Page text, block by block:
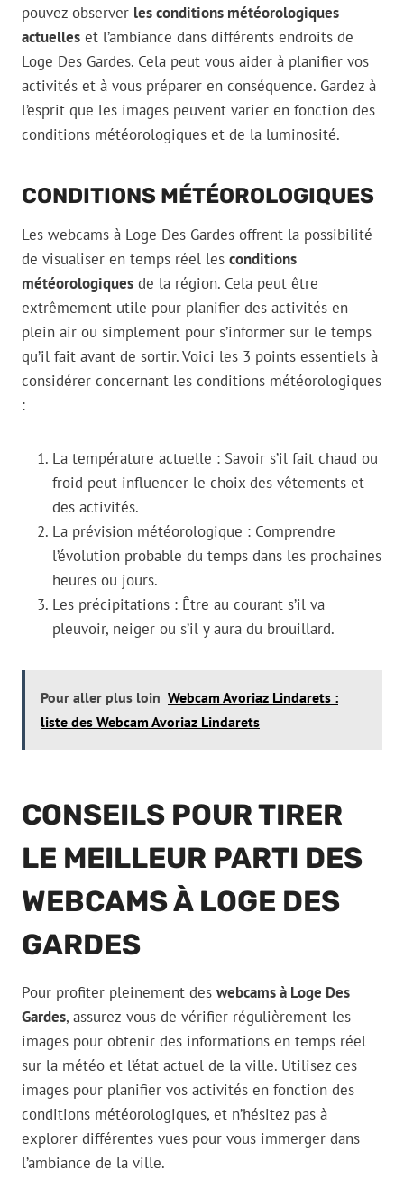
pouvez observer les conditions météorologiques
actuelles et l’ambiance dans différents endroits de
Loge Des Gardes. Cela peut vous aider à planifier vos
activités et à vous préparer en conséquence. Gardez à
l’esprit que les images peuvent varier en fonction des
conditions météorologiques et de la luminosité.
CONDITIONS MÉTÉOROLOGIQUES
Les webcams à Loge Des Gardes offrent la possibilité
de visualiser en temps réel les conditions
météorologiques de la région. Cela peut être
extrêmement utile pour planifier des activités en
plein air ou simplement pour s’informer sur le temps
qu’il fait avant de sortir. Voici les 3 points essentiels à
considérer concernant les conditions météorologiques
:
La température actuelle : Savoir s’il fait chaud ou
froid peut influencer le choix des vêtements et
des activités.
La prévision météorologique : Comprendre
l’évolution probable du temps dans les prochaines
heures ou jours.
Les précipitations : Être au courant s’il va
pleuvoir, neiger ou s’il y aura du brouillard.
Pour aller plus loin Webcam Avoriaz Lindarets :
liste des Webcam Avoriaz Lindarets
CONSEILS POUR TIRER
LE MEILLEUR PARTI DES
WEBCAMS À LOGE DES
GARDES
Pour profiter pleinement des webcams à Loge Des
Gardes, assurez-vous de vérifier régulièrement les
images pour obtenir des informations en temps réel
sur la météo et l’état actuel de la ville. Utilisez ces
images pour planifier vos activités en fonction des
conditions météorologiques, et n’hésitez pas à
explorer différentes vues pour vous immerger dans
l’ambiance de la ville.